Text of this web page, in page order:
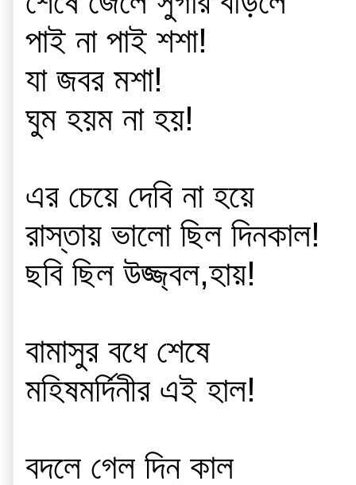
পাই না পাই শশা!
যা জবর মশা!
ঘুম হয়ম না হয়!
এর চেয়ে দেবি না হয়ে
রাস্তায় ভালো ছিল দিনকাল!
ছবি ছিল উজ্জ্বল,হায়!
বামাসুর বধে শেষে
মহিষমর্দিনীর এই হাল!
বদলে গেল দিন কাল